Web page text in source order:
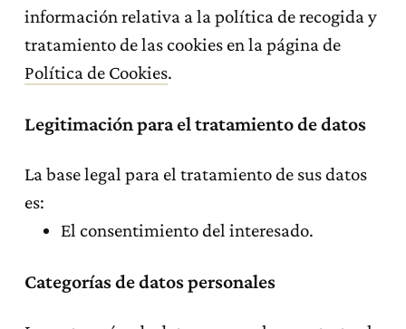
información relativa a la política de recogida y
tratamiento de las cookies en la página de
Política de Cookies.
Legitimación para el tratamiento de datos
La base legal para el tratamiento de sus datos
es:
El consentimiento del interesado.
Categorías de datos personales